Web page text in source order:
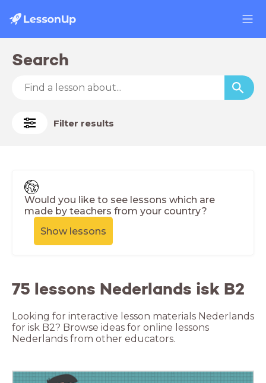
Search
Filter results
Would you like to see lessons which are
made by teachers from your country?
Show lessons
75 lessons Nederlands isk B2
Looking for interactive lesson materials Nederlands
for isk B2? Browse ideas for online lessons
Nederlands from other educators.